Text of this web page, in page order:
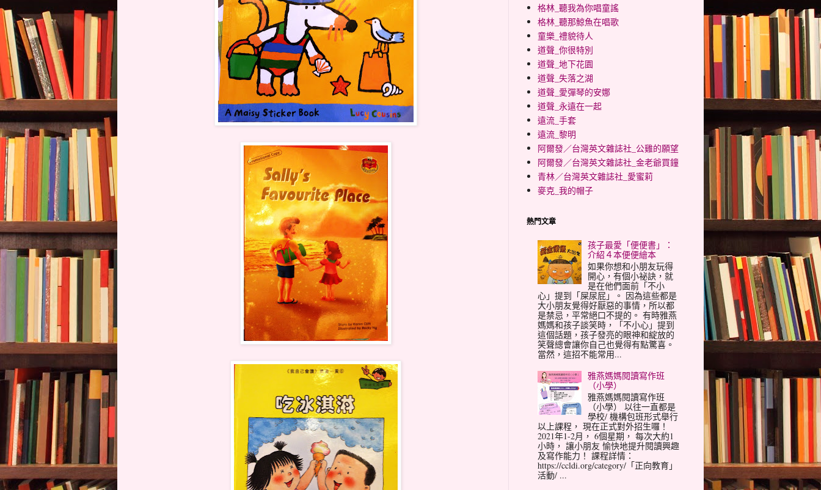
格林_聽我為你唱童謠
格林_聽那鯨魚在唱歌
童樂_禮貌待人
道聲_你很特別
道聲_地下花園
道聲_失落之湖
道聲_愛彈琴的安娜
道聲_永遠在一起
遠流_手套
遠流_黎明
阿爾發／台灣英文雜誌社_公雞的願望
阿爾發／台灣英文雜誌社_金老爺買鐘
青林／台灣英文雜誌社_愛蜜莉
麥克_我的帽子
熱門文章
孩子最愛「便便書」：
介紹４本便便繪本
如果你想和小朋友玩得
開心，有個小祕訣，就
是在他們面前「不小
心」提到「屎尿屁」。 因為這些都是
大小朋友覺得好厭惡的事情，所以都
是禁忌，平常絕口不提的。 有時雅燕
媽媽和孩子談笑時，「不小心」提到
這個話題，孩子發亮的眼神和綻放的
笑聲總會讓你自己也覺得有點驚喜。
當然，這招不能常用...
雅燕媽媽閱讀寫作班
（小學）
雅燕媽媽閱讀寫作班
（小學） 以往一直都是
學校/ 機構包班形式舉行
以上課程， 現在正式對外招生囉！
2021年1-2月， 6個星期， 每次大約1
小時， 讓小朋友 愉快地提升閱讀興趣
及寫作能力！ 課程詳情：
https://ccldi.org/category/「正向教育」
活動/ ...